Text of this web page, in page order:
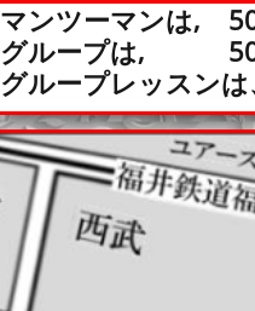
マンツーマンは,
グループは, 50
グループレッスン